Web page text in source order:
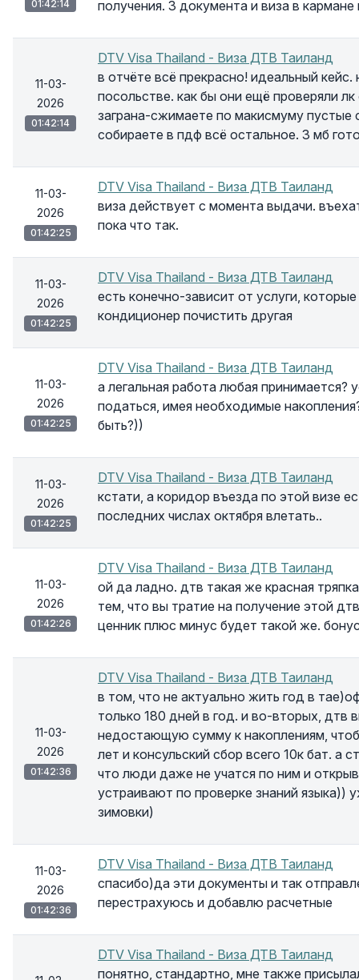
01:42:14
получения. 3 документа и виза в
11-03-
2026
01:42:14
DTV Visa Thailand - Виза ДТВ Таиланд
в отчёте всё прекрасно! идеальный
посольстве. как бы они ещё проверяли
заграна-сжимаете по макисмуму пустые
собираете в пдф всё остальное. 3 мб
11-03-
2026
01:42:25
DTV Visa Thailand - Виза ДТВ Таиланд
виза действует с момента выдачи.
пока что так.
11-03-
2026
01:42:25
DTV Visa Thailand - Виза ДТВ Таиланд
есть конечно-зависит от услуги,
кондиционер почистить другая
11-03-
2026
01:42:25
DTV Visa Thailand - Виза ДТВ Таиланд
а легальная работа любая
податься, имея необходимые
быть?))
11-03-
2026
01:42:25
DTV Visa Thailand - Виза ДТВ Таиланд
кстати, а коридор въезда по этой визе
последних числах октября влетать..
11-03-
2026
01:42:26
DTV Visa Thailand - Виза ДТВ Таиланд
ой да ладно. дтв такая же красная
тем, что вы тратие на получение этой
ценник плюс минус будет такой же.
11-03-
2026
01:42:36
DTV Visa Thailand - Виза ДТВ Таиланд
в том, что не актуально жить год в
только 180 дней в год. и во-вторых,
недостающую сумму к накоплениям,
лет и консульский сбор всего 10к бат. а
что люди даже не учатся по ним и
устраивают по проверке знаний языка))
зимовки)
11-03-
2026
01:42:36
DTV Visa Thailand - Виза ДТВ Таиланд
спасибо)да эти документы и так
перестрахуюсь и добавлю расчетные
DTV Visa Thailand - Виза ДТВ Таиланд
понятно, стандартно, мне также